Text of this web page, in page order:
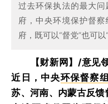
过去环保执法的最大
府，中央环境保护督
府，既可以“督党”也可以
【财新网】/意见
近日，中央环保督察组
苏、河南、内蒙古反馈